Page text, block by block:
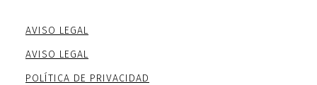
AVISO LEGAL
AVISO LEGAL
POLÍTICA DE PRIVACIDAD